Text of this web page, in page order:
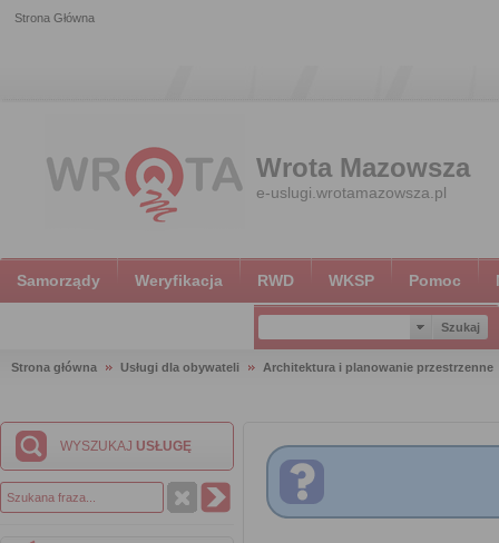
Strona Główna
Wrota Mazowsza
e-uslugi.wrotamazowsza.pl
Samorządy Weryfikacja RWD WKSP Pomoc
Strona główna Usługi dla obywateli Architektura i planowanie przestrzenne
WYSZUKAJ USŁUGĘ